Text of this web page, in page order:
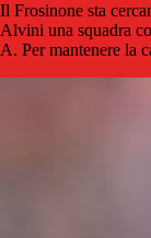
Il Frosinone sta
Alvini una squadra
A. Per mantenere la